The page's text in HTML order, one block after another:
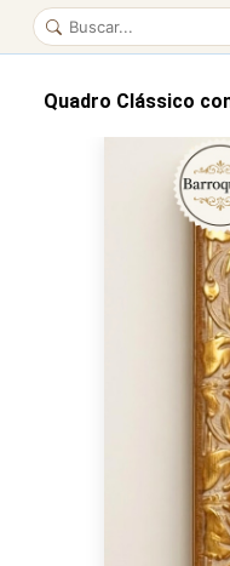
Quadro Clássico